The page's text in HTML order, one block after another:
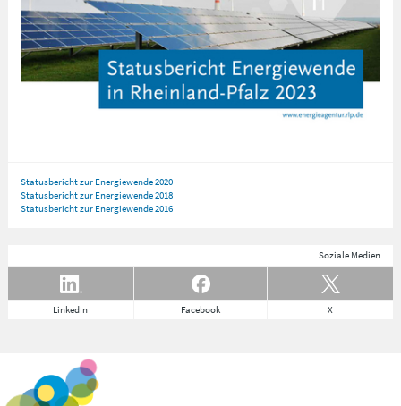
Statusbericht zur Energiewende 2020
Statusbericht zur Energiewende 2018
Statusbericht zur Energiewende 2016
Soziale Medien
LinkedIn Facebook X